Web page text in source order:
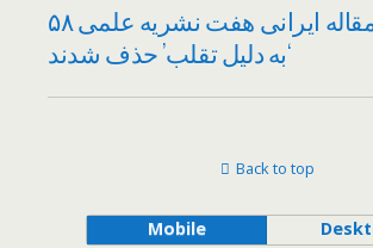
۵۸ مقاله ایرانی هفت نشریه علمی
‘به دلیل تقلب’ حذف شدند
Back to top
Mobile